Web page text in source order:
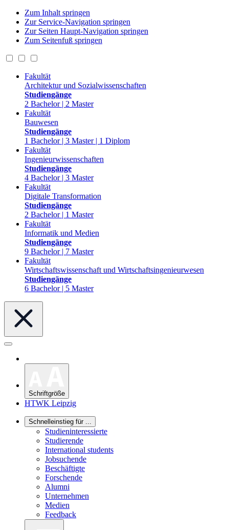
Zum Inhalt springen
Zur Service-Navigation springen
Zur Seiten Haupt-Navigation springen
Zum Seitenfuß springen
Fakultät
Architektur und Sozialwissenschaften
Studiengänge
2 Bachelor | 2 Master
Fakultät
Bauwesen
Studiengänge
1 Bachelor | 3 Master | 1 Diplom
Fakultät
Ingenieurwissenschaften
Studiengänge
4 Bachelor | 3 Master
Fakultät
Digitale Transformation
Studiengänge
2 Bachelor | 1 Master
Fakultät
Informatik und Medien
Studiengänge
9 Bachelor | 7 Master
Fakultät
Wirtschaftswissenschaft und Wirtschaftsingenieurwesen
Studiengänge
6 Bachelor | 5 Master
Schriftgröße
HTWK Leipzig
Schnelleinstieg für ...
Studieninteressierte
Studierende
International students
Jobsuchende
Beschäftigte
Forschende
Alumni
Unternehmen
Medien
Feedback